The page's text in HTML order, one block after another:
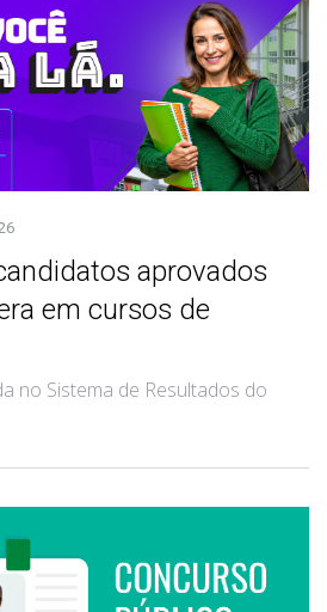
aprovados
em cursos de
no Sistema de Resultados do